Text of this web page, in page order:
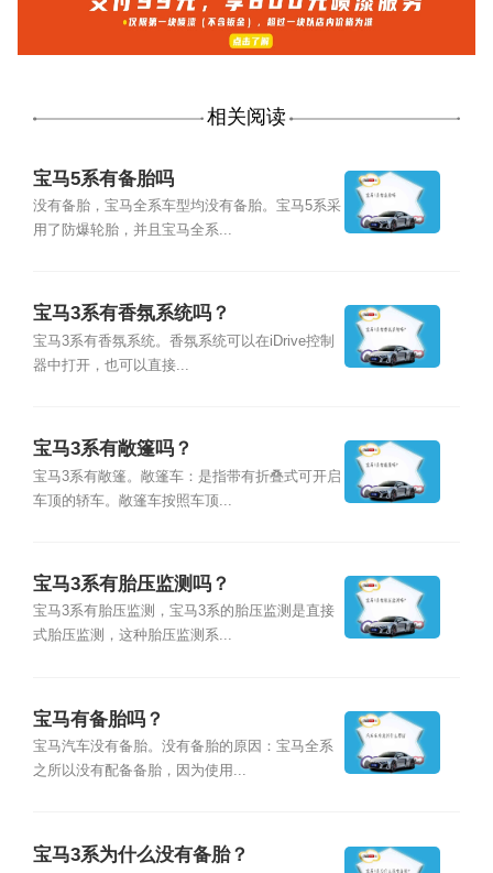
相关阅读
宝马5系有备胎吗
没有备胎，宝马全系车型均没有备胎。宝马5系采
用了防爆轮胎，并且宝马全系...
宝马3系有香氛系统吗？
宝马3系有香氛系统。香氛系统可以在iDrive控制
器中打开，也可以直接...
宝马3系有敞篷吗？
宝马3系有敞篷。敞篷车：是指带有折叠式可开启
车顶的轿车。敞篷车按照车顶...
宝马3系有胎压监测吗？
宝马3系有胎压监测，宝马3系的胎压监测是直接
式胎压监测，这种胎压监测系...
宝马有备胎吗？
宝马汽车没有备胎。没有备胎的原因：宝马全系
之所以没有配备备胎，因为使用...
宝马3系为什么没有备胎？